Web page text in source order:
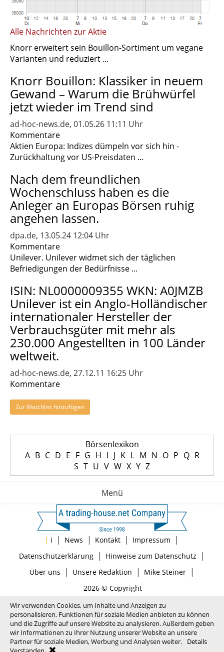
Alle Nachrichten zur Aktie
Knorr erweitert sein Bouillon-Sortiment um vegane
Varianten und reduziert ...
Knorr Bouillon: Klassiker in neuem
Gewand – Warum die Brühwürfel
jetzt wieder im Trend sind
ad-hoc-news.de, 01.05.26 11:11 Uhr
Kommentare
Aktien Europa: Indizes dümpeln vor sich hin -
Zurückhaltung vor US-Preisdaten ...
Nach dem freundlichen
Wochenschluss haben es die
Anleger an Europas Börsen ruhig
angehen lassen.
dpa.de, 13.05.24 12:04 Uhr
Kommentare
Unilever. Unilever widmet sich der täglichen
Befriedigungen der Bedürfnisse ...
ISIN: NL0000009355 WKN: A0JMZB
Unilever ist ein Anglo-Holländischer
internationaler Hersteller der
Verbrauchsgüter mit mehr als
230.000 Angestellten in 100 Länder
weltweit.
ad-hoc-news.de, 27.12.11 16:25 Uhr
Kommentare
Zur Watchlist hinzufügen
Börsenlexikon
A B C D E F G H I J K L M N O P Q R
S T U V W X Y Z
Menü
| i | News | Kontakt | Impressum |
Datenschutzerklärung| Hinweise zum Datenschutz |
Über uns | Unsere Redaktion | Mike Steiner|
2026 © Copyright
Wir verwenden Cookies, um Inhalte und Anzeigen zu
personalisieren, Funktionen für soziale Medien anbieten zu können
und die Zugriffe auf unsere Website zu analysieren. Außerdem geben
wir Informationen zu Ihrer Nutzung unserer Website an unsere
Partner für soziale Medien, Werbung und Analysen weiter.
Details